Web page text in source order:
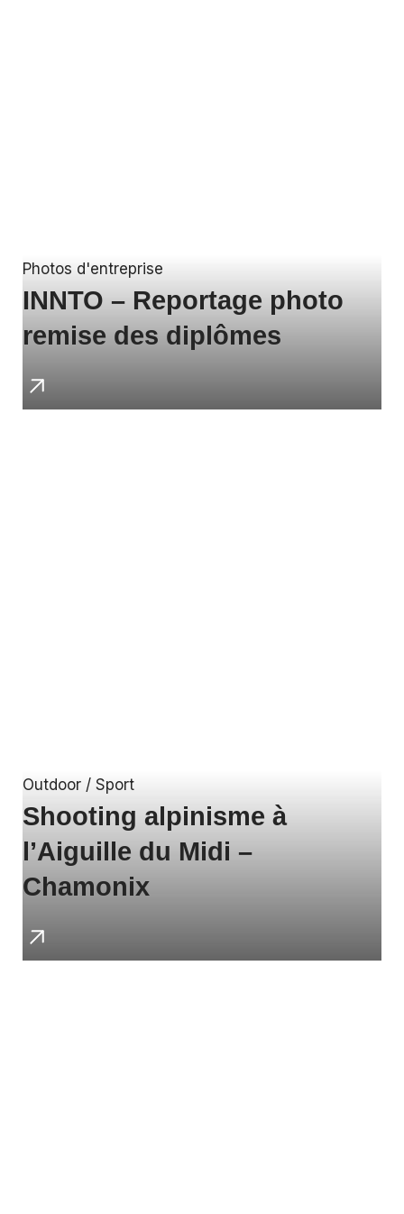
Photos d'entreprise
INNTO – Reportage photo
remise des diplômes
Outdoor / Sport
Shooting alpinisme à
l’Aiguille du Midi –
Chamonix